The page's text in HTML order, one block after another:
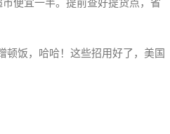
顿饭， 哈哈！ 这些招用好了 ， 美国